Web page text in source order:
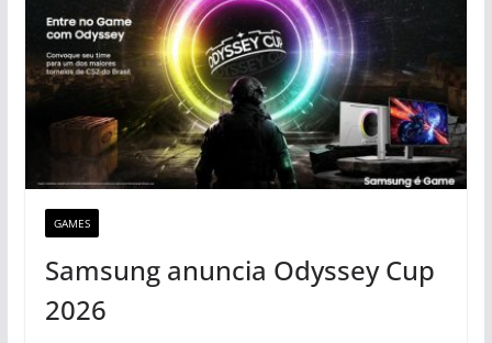
GAMES
Samsung anuncia Odyssey Cup
2026